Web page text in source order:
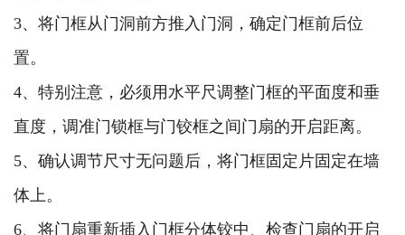
3、将门框从门洞前方推入门洞，确定门框前后位
置。
4、特别注意，必须用水平尺调整门框的平面度和垂
直度，调准门锁框与门铰框之间门扇的开启距离。
5、确认调节尺寸无问题后，将门框固定片固定在墙
体上。
6、将门扇重新插入门框分体铰中、检查门扇的开启